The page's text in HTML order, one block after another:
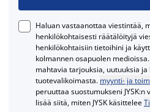
Haluan vastaanottaa viestintää,
henkilökohtaisesti räätälöityjä
henkilökohtaisiin tietoihini ja
kolmannen osapuolen
mahtavia tarjouksia, uutuuksia ja
tuotevalikoimasta. myynti- ja
peruuttaa suostumukseni JYSK:n
lisää siitä, miten JYSK käsittelee